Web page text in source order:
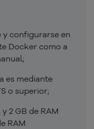
y configurarse en
Docker como a
es mediante
o superior;
2 GB de RAM
RAM